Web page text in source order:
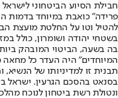
בשטחי יהודה ושומרון, כולל
בה בשעה, הביטוי המובהק
המיוחדים" היה העדר כל מחאה
תבנית זו למדיניותו של
בסנאט בהסכם הגרעין. ישראל
ונטולת רשת ביטחון לנוכח